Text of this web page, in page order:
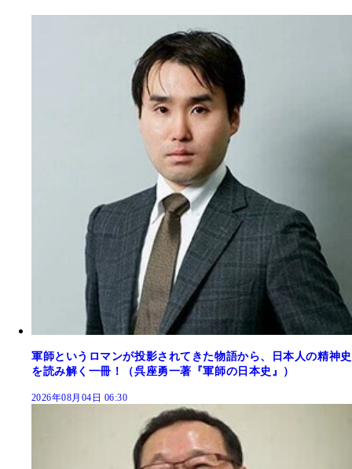
軍師というロマンが投影されてきた物語から、日本人の精神史
を読み解く一冊！（呉座勇一著『軍師の日本史』）
2026年08月04日 06:30